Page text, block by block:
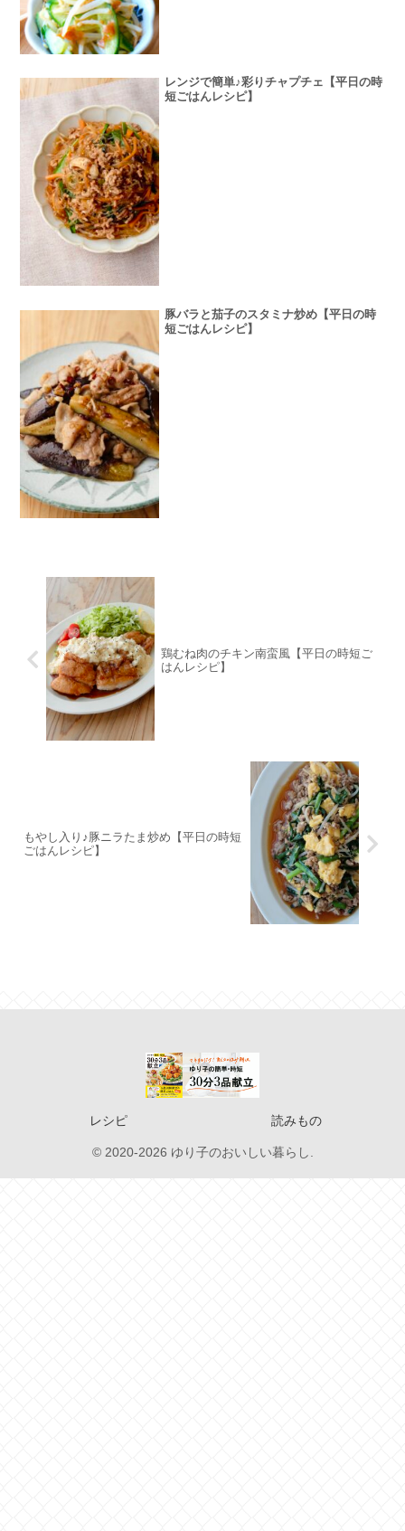
レンジで簡単♪彩りチャプチェ【平日の時
短ごはんレシピ】
豚バラと茄子のスタミナ炒め【平日の時
短ごはんレシピ】
鶏むね肉のチキン南蛮風【平日の時短ご
はんレシピ】
もやし入り♪豚ニラたま炒め【平日の時短
ごはんレシピ】
レシピ 読みもの
© 2020-2026 ゆり子のおいしい暮らし.